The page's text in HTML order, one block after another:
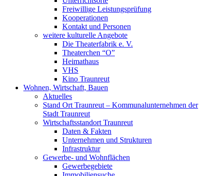
Freiwillige Leistungsprüfung
Kooperationen
Kontakt und Personen
weitere kulturelle Angebote
Die Theaterfabrik e. V.
Theaterchen “O”
Heimathaus
VHS
Kino Traunreut
Wohnen, Wirtschaft, Bauen
Aktuelles
Stand Ort Traunreut – Kommunalunternehmen der
Stadt Traunreut
Wirtschaftsstandort Traunreut
Daten & Fakten
Unternehmen und Strukturen
Infrastruktur
Gewerbe- und Wohnflächen
Gewerbegebiete